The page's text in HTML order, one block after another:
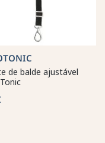
de balde ajustável